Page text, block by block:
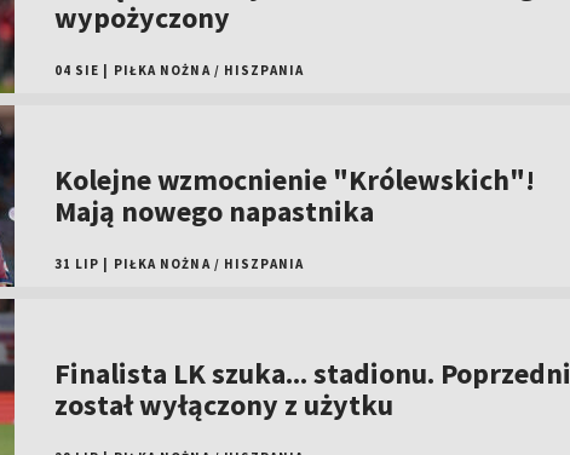
wypożyczony
04 SIE PIŁKA NOŻNA / HISZPANIA
Kolejne wzmocnienie "Królewskich"!
Mają nowego napastnika
31 LIP PIŁKA NOŻNA / HISZPANIA
Finalista LK szuka... stadionu. Poprzedni
został wyłączony z użytku